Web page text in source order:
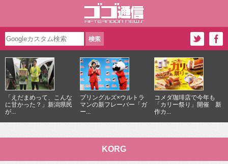
「えだまめって、こんな
に甘かった？」新潟県民
が...
プリングルズ×ウルトラ
マンの新フレーバー「ガ
ー...
コメダ珈琲店で今年も
「カリー祭り」開催 新
作カ...
KORG